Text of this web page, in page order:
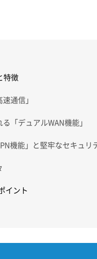
特徴
通信」
「デュアルWAN機能」
機能」と堅牢なセキュリ
イント